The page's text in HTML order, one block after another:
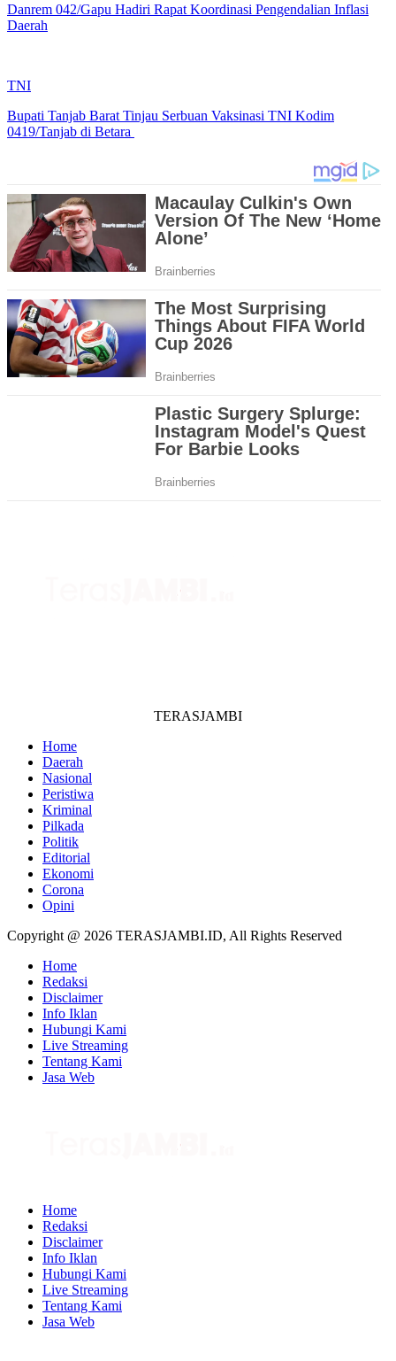
Danrem 042/Gapu Hadiri Rapat Koordinasi Pengendalian Inflasi
Daerah
TNI
Bupati Tanjab Barat Tinjau Serbuan Vaksinasi TNI Kodim
0419/Tanjab di Betara
TERASJAMBI
Home
Daerah
Nasional
Peristiwa
Kriminal
Pilkada
Politik
Editorial
Ekonomi
Corona
Opini
Copyright @ 2026 TERASJAMBI.ID, All Rights Reserved
Home
Redaksi
Disclaimer
Info Iklan
Hubungi Kami
Live Streaming
Tentang Kami
Jasa Web
Home
Redaksi
Disclaimer
Info Iklan
Hubungi Kami
Live Streaming
Tentang Kami
Jasa Web